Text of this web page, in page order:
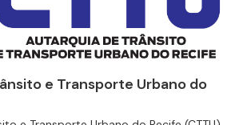
e Transporte Urbano do